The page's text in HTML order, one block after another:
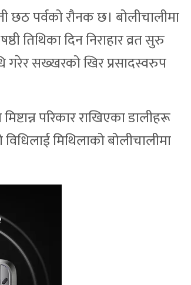
छठ पर्वको रौनक छ। बोलीचालीमा
तिथिका दिन निराहार व्रत सुरु
गरेर सख्खरको खिर प्रसादस्वरुप
परिकार राखिएका डालीहरू
मिथिलाको बोलीचालीमा